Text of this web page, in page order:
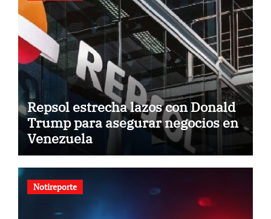
Repsol estrecha lazos con Donald
Trump para asegurar negocios en
Venezuela
Notireporte